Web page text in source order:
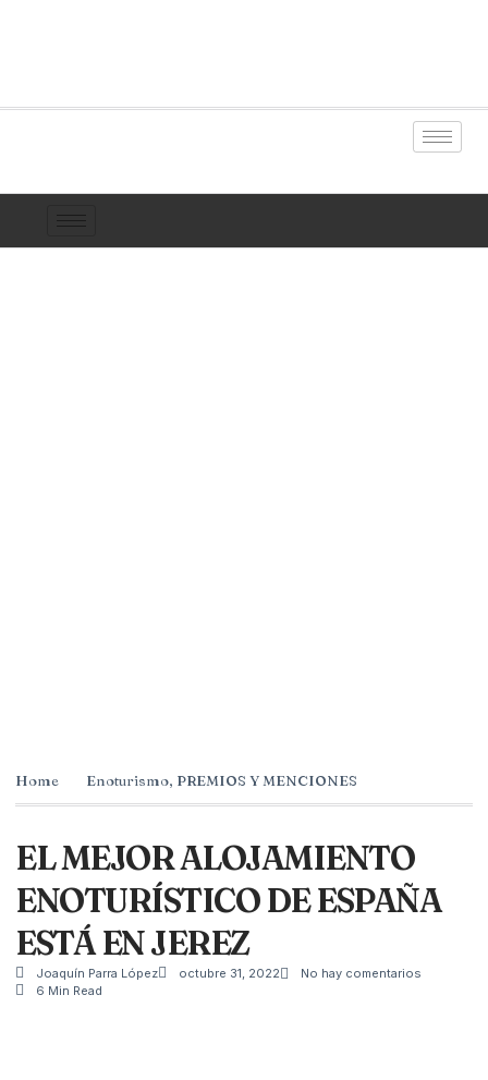
Home Enoturismo, PREMIOS Y MENCIONES
EL MEJOR ALOJAMIENTO
ENOTURÍSTICO DE ESPAÑA
ESTÁ EN JEREZ
Joaquín Parra López octubre 31, 2022
No hay comentarios
6 Min Read